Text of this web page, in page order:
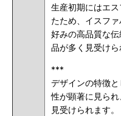
生産初期にはエ
たため、イスフ
好みの高品質な
品が多く見受けら
***
デザインの特徴
性が顕著に見ら
見受けられます。